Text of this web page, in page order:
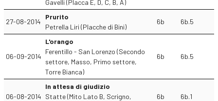
Gavelli (Placca E, D, C, B, A)
27-08-2014
Prurito
Petrella Liri (Placche di Bini)
6b 6b.5
06-09-2014
L'orango
Ferentillo - San Lorenzo (Secondo
settore, Masso, Primo settore,
Torre Bianca)
6b 6b.5
06-08-2014
In attesa di giudizio
Statte (Mito Lato B, Scrigno,
6b 6b.1